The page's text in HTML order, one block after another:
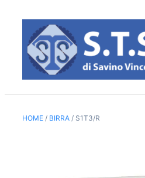
contenuto
HOME / BIRRA / S1T3/R